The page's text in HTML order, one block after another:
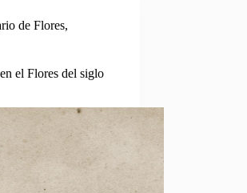
de Flores,
el Flores del siglo